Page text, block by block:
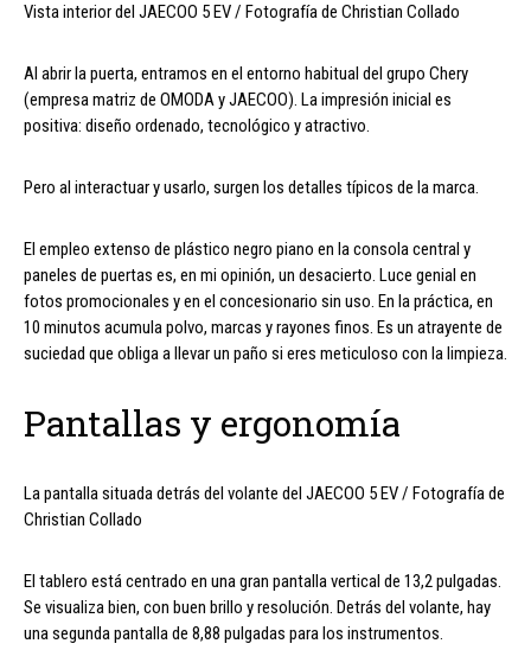
Vista interior del JAECOO 5 EV / Fotografía de Christian Collado
Al abrir la puerta, entramos en el entorno habitual del grupo Chery
(empresa matriz de OMODA y JAECOO). La impresión inicial es
positiva: diseño ordenado, tecnológico y atractivo.
Pero al interactuar y usarlo, surgen los detalles típicos de la marca.
El empleo extenso de plástico negro piano en la consola central y
paneles de puertas es, en mi opinión, un desacierto. Luce genial en
fotos promocionales y en el concesionario sin uso. En la práctica, en
10 minutos acumula polvo, marcas y rayones finos. Es un atrayente de
suciedad que obliga a llevar un paño si eres meticuloso con la limpieza.
Pantallas y ergonomía
La pantalla situada detrás del volante del JAECOO 5 EV / Fotografía de
Christian Collado
El tablero está centrado en una gran pantalla vertical de 13,2 pulgadas.
Se visualiza bien, con buen brillo y resolución. Detrás del volante, hay
una segunda pantalla de 8,88 pulgadas para los instrumentos.